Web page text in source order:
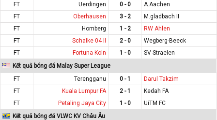
FT
Uerdingen 0 - 0
A.Aachen
FT
Oberhausen 3 - 2
M.gladbach II
FT
Homberg 1 - 2
RW Ahlen
FT
Schalke 04 II 2 - 0
Wegberg-Beeck
FT
Fortuna Koln 1 - 0
SV Straelen
Kết quả bóng đá Malay Super League
FT
Terengganu 0 - 1
Darul Takzim
FT
Kuala Lumpur FA 2 - 1
Kedah FA
FT
Petaling Jaya City 1 - 0
UiTM FC
Kết quả bóng đá VLWC KV Châu Âu